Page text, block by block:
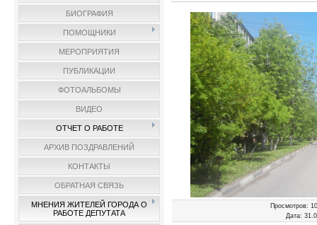
БИОГРАФИЯ
ПОМОЩНИКИ
МЕРОПРИЯТИЯ
ПУБЛИКАЦИИ
ФОТОАЛЬБОМЫ
ВИДЕО
ОТЧЕТ О РАБОТЕ
АРХИВ ПОЗДРАВЛЕНИЙ
КОНТАКТЫ
ОБРАТНАЯ СВЯЗЬ
МНЕНИЯ ЖИТЕЛЕЙ ГОРОДА О
РАБОТЕ ДЕПУТАТА
Просмотров:
Дата: